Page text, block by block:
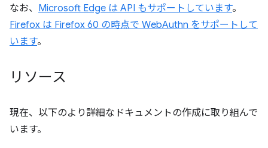
なお、 Microsoft Edge は API もサポートしています。
Firefox は Firefox 60 の時点で WebAuthn をサポートして
います。
リソース
現在、以下のより詳細なドキュメントの作成に取り組んで
います。